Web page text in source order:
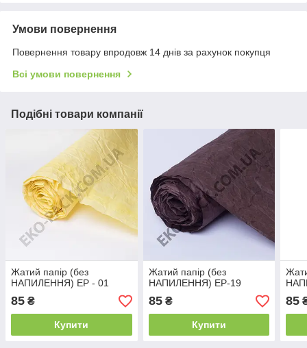
Умови повернення
Повернення товару впродовж 14 днів за рахунок покупця
Всі умови повернення
Подібні товари компанії
Жатий папір (без
НАПИЛЕННЯ) ЕР - 01
85 ₴
Купити
Жатий папір (без
НАПИЛЕННЯ) ЕР-19
85₴
Купити
85